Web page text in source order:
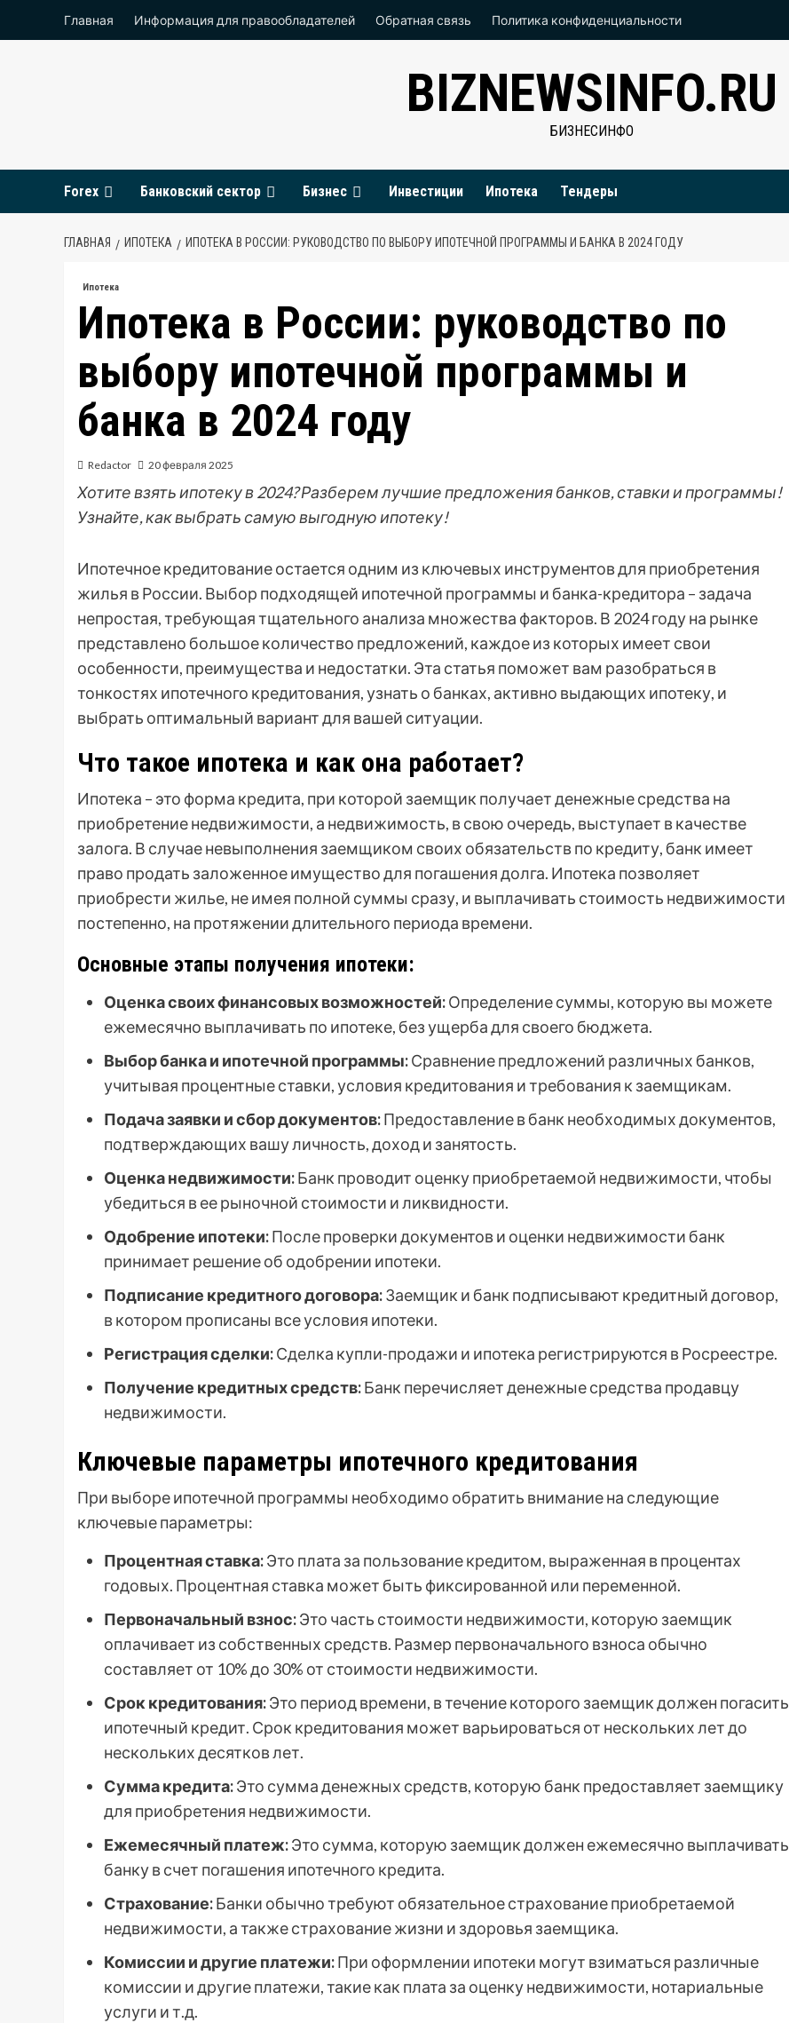
Главная Информация для правообладателей Обратная связь Политика конфиденциальности
BIZNEWSINFO.RU
БИЗНЕСИНФО
Forex Банковский сектор Бизнес Инвестиции Ипотека Тендеры
ГЛАВНАЯ ИПОТЕКА ИПОТЕКА В РОССИИ: РУКОВОДСТВО ПО ВЫБОРУ ИПОТЕЧНОЙ ПРОГРАММЫ И БАНКА В 2024 ГОДУ
Ипотека
Ипотека в России: руководство по
выбору ипотечной программы и
банка в 2024 году
Redactor 20 февраля 2025
Хотите взять ипотеку в 2024? Разберем лучшие предложения банков, ставки и программы!
Узнайте, как выбрать самую выгодную ипотеку!
Ипотечное кредитование остается одним из ключевых инструментов для приобретения
жилья в России. Выбор подходящей ипотечной программы и банка-кредитора – задача
непростая, требующая тщательного анализа множества факторов. В 2024 году на рынке
представлено большое количество предложений, каждое из которых имеет свои
особенности, преимущества и недостатки. Эта статья поможет вам разобраться в
тонкостях ипотечного кредитования, узнать о банках, активно выдающих ипотеку, и
выбрать оптимальный вариант для вашей ситуации.
Что такое ипотека и как она работает?
Ипотека – это форма кредита, при которой заемщик получает денежные средства на
приобретение недвижимости, а недвижимость, в свою очередь, выступает в качестве
залога. В случае невыполнения заемщиком своих обязательств по кредиту, банк имеет
право продать заложенное имущество для погашения долга. Ипотека позволяет
приобрести жилье, не имея полной суммы сразу, и выплачивать стоимость недвижимости
постепенно, на протяжении длительного периода времени.
Основные этапы получения ипотеки:
Оценка своих финансовых возможностей:Определение суммы, которую вы можете
ежемесячно выплачивать по ипотеке, без ущерба для своего бюджета.
Выбор банка и ипотечной программы:Сравнение предложений различных банков,
учитывая процентные ставки, условия кредитования и требования к заемщикам.
Подача заявки и сбор документов:Предоставление в банк необходимых документов,
подтверждающих вашу личность, доход и занятость.
Оценка недвижимости:Банк проводит оценку приобретаемой недвижимости, чтобы
убедиться в ее рыночной стоимости и ликвидности.
Одобрение ипотеки:После проверки документов и оценки недвижимости банк
принимает решение об одобрении ипотеки.
Подписание кредитного договора:Заемщик и банк подписывают кредитный договор,
в котором прописаны все условия ипотеки.
Регистрация сделки:Сделка купли-продажи и ипотека регистрируются в Росреестре.
Получение кредитных средств:Банк перечисляет денежные средства продавцу
недвижимости.
Ключевые параметры ипотечного кредитования
При выборе ипотечной программы необходимо обратить внимание на следующие
ключевые параметры:
Процентная ставка:Это плата за пользование кредитом, выраженная в процентах
годовых. Процентная ставка может быть фиксированной или переменной.
Первоначальный взнос:Это часть стоимости недвижимости, которую заемщик
оплачивает из собственных средств. Размер первоначального взноса обычно
составляет от 10% до 30% от стоимости недвижимости.
Срок кредитования:Это период времени, в течение которого заемщик должен погасить
ипотечный кредит. Срок кредитования может варьироваться от нескольких лет до
нескольких десятков лет.
Сумма кредита:Это сумма денежных средств, которую банк предоставляет заемщику
для приобретения недвижимости.
Ежемесячный платеж:Это сумма, которую заемщик должен ежемесячно выплачивать
банку в счет погашения ипотечного кредита.
Страхование:Банки обычно требуют обязательное страхование приобретаемой
недвижимости, а также страхование жизни и здоровья заемщика.
Комиссии и другие платежи:При оформлении ипотеки могут взиматься различные
комиссии и другие платежи, такие как плата за оценку недвижимости, нотариальные
услуги и т.д.